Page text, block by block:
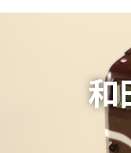
和